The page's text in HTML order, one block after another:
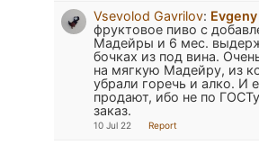
Vsevolod Gavrilov: Evgeny
фруктовое пиво с
Мадейры и 6 мес.
бочках из под вина.
на мягкую Мадейру, из
убрали горечь и алко. И
продают, ибо не по
заказ.
10 Jul 22 Report